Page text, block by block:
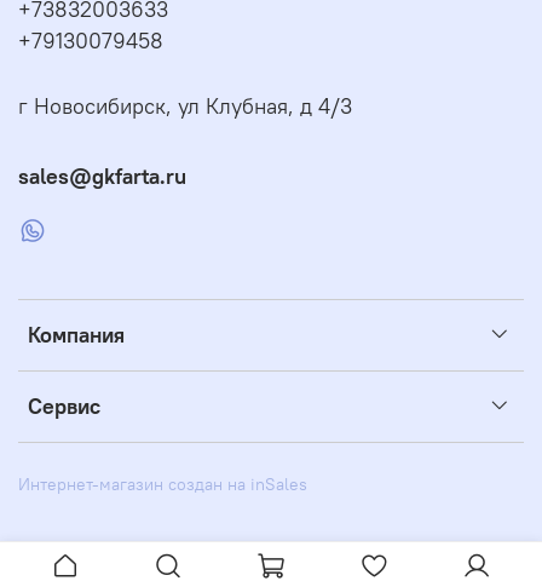
Компания
Сервис
+73832003633
+79130079458
г Новосибирск, ул Клубная, д 4/3
sales@gkfarta.ru
Интернет-магазин создан на inSales